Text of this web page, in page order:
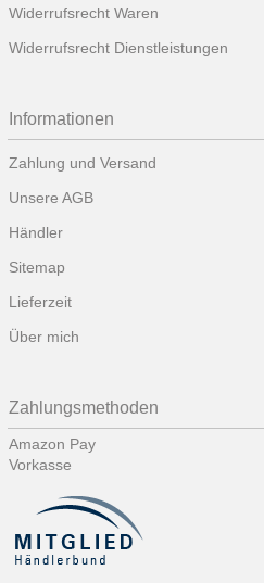
Widerrufsrecht Waren
Widerrufsrecht Dienstleistungen
Informationen
Zahlung und Versand
Unsere AGB
Händler
Sitemap
Lieferzeit
Über mich
Zahlungsmethoden
Amazon Pay
Vorkasse